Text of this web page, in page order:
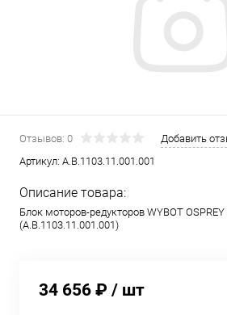
Отзывов: 0
Добавить
Артикул: A.B.1103.11.001.001
Описание товара:
Блок моторов-редукторов WYBOT OSPREY
(A.B.1103.11.001.001)
34 656 ₽ / шт